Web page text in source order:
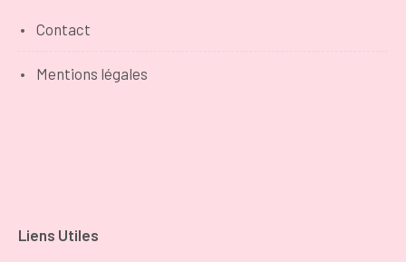
Contact
Mentions légales
Liens Utiles